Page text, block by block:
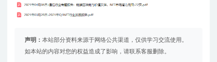
声明： 本站部分资料来源于网络公共渠道，仅供学习交流使用。
如本站的内容对您的权益造成了影响，请联系客服删除。